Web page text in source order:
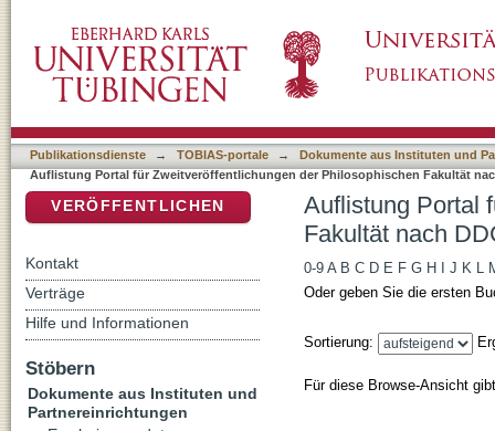
Klassifikation
Publikationsdienste → TOBIAS-portale →
Dokumente aus Instituten und
Auflistung Portal für Zweitveröffentlichungen der Philosophischen Fakultät
Auflistung Portal
Fakultät nach
0-9 A B C D E F G H J K L
Oder geben Sie die ersten
Sortierung:
Für diese Browse-Ansicht
VERÖFFENTLICHEN
Kontakt
Verträge
Hilfe und Informationen
Stöbern
Dokumente aus Instituten und
Partnereinrichtungen